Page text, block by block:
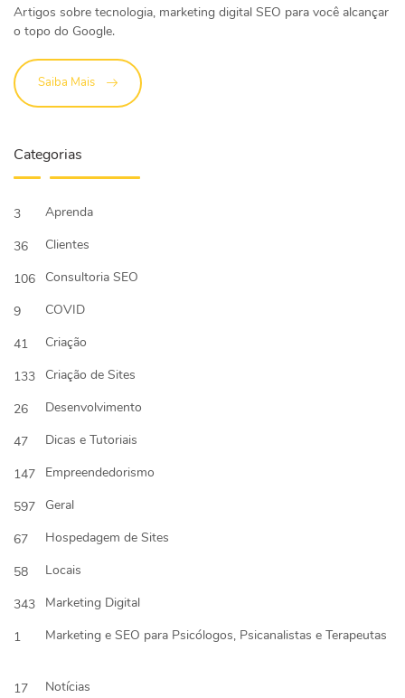
Artigos sobre tecnologia, marketing digital SEO para você alcançar
o topo do Google.
Saiba Mais
Categorias
3
Aprenda
36
Clientes
106
Consultoria SEO
9
COVID
41
Criação
133
Criação de Sites
26
Desenvolvimento
47
Dicas e Tutoriais
147
Empreendedorismo
597
Geral
67
Hospedagem de Sites
58
Locais
343
Marketing Digital
1
Marketing e SEO para Psicólogos, Psicanalistas e Terapeutas
17
Notícias